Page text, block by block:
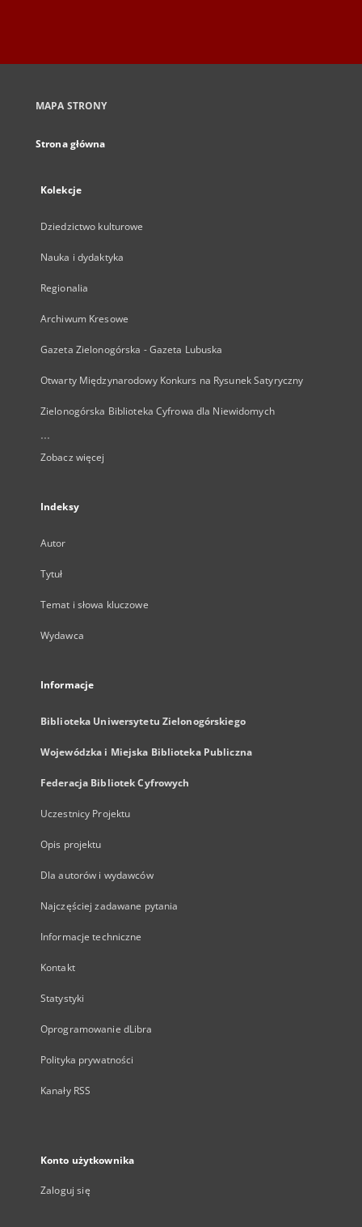
MAPA STRONY
Strona główna
Kolekcje
Dziedzictwo kulturowe
Nauka i dydaktyka
Regionalia
Archiwum Kresowe
Gazeta Zielonogórska - Gazeta Lubuska
Otwarty Międzynarodowy Konkurs na Rysunek Satyryczny
Zielonogórska Biblioteka Cyfrowa dla Niewidomych
...
Zobacz więcej
Indeksy
Autor
Tytuł
Temat i słowa kluczowe
Wydawca
Informacje
Biblioteka Uniwersytetu Zielonogórskiego
Wojewódzka i Miejska Biblioteka Publiczna
Federacja Bibliotek Cyfrowych
Uczestnicy Projektu
Opis projektu
Dla autorów i wydawców
Najczęściej zadawane pytania
Informacje techniczne
Kontakt
Statystyki
Oprogramowanie dLibra
Polityka prywatności
Kanały RSS
Konto użytkownika
Zaloguj się